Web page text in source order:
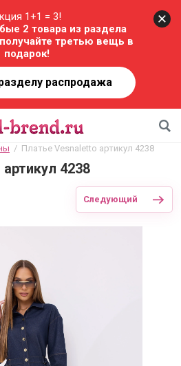
1+1 = 3!
2 товара из раздела
третью вещь в
подарок!
распродажа
  /  Платье Vesnaletto артикул 4238
4238
Следующий